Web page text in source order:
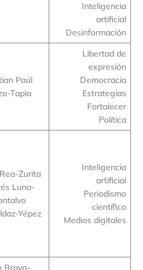
Inteligencia
artificial
Desinformación
Paúl
Tapia
Libertad de
expresión
Democracia
Estrategias
Fortalecer
Política
Zurita
Luna-
Yépez
Inteligencia
artificial
Periodismo
científico
Medios digitales
Bravo-